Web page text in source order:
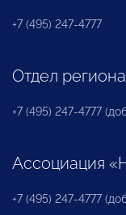
+7 (495) 247-4777
Отдел
+7 (495) 247-4777
Ассоциация
+7 (495) 247-4777